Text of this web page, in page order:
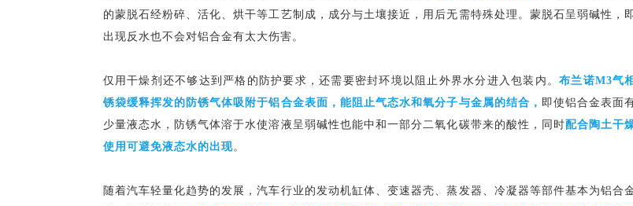
的蒙脱石经粉碎、活化、烘干等工艺制成，成分与土壤接近，用后无需特殊处理。蒙脱石呈弱碱性，
出现反水也不会对铝合金有太大伤害。
仅用干燥剂还不够达到严格的防护要求，还需要密封环境以阻止外界水分进入包装内。 布兰诺M3气
锈袋缓释挥发的防锈气体吸附于铝合金表面，能阻止气态水和氧分子与金属的结合， 即使铝合金表面
少量液态水，防锈气体溶于水使溶液呈弱碱性也能中和一部分二氧化碳带来的酸性，同时配合陶土干
使用可避免液态水的出现。
随着汽车轻量化趋势的发展，汽车行业的发动机缸体、变速器壳、蒸发器、冷凝器等部件基本为铝合